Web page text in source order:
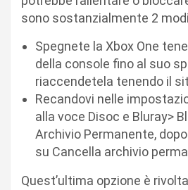
sono sostanzialmente 2
Spegnete la Xbox One
della console fino al suo
riaccendetela tenendo il
Recandovi nelle
alla voce Disoc e Bluray>
Archivio Permanente,
su Cancella archivio
Quest’ultima opzione è